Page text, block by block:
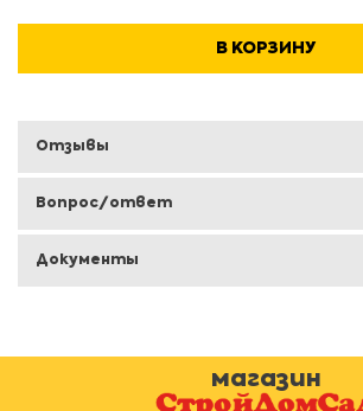
В КОРЗИНУ
Отзывы
Вопрос/ответ
Документы
магазин